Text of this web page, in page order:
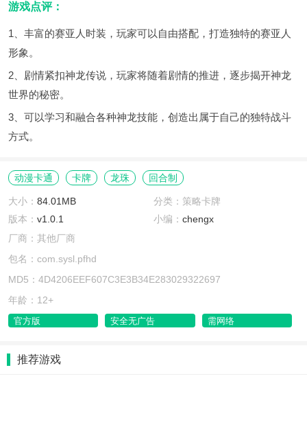
游戏点评：
1、丰富的赛亚人时装，玩家可以自由搭配，打造独特的赛亚人
形象。
2、剧情紧扣神龙传说，玩家将随着剧情的推进，逐步揭开神龙
世界的秘密。
3、可以学习和融合各种神龙技能，创造出属于自己的独特战斗
方式。
动漫卡通 卡牌 龙珠 回合制
大小： 84.01MB
分类：策略卡牌
版本： v1.0.1 小编： chengx
厂商：其他厂商
包名：com.sysl.pfhd
MD5：4D4206EEF607C3E3B34E283029322697
年龄：12+
官方版 安全无广告 需网络
推荐游戏